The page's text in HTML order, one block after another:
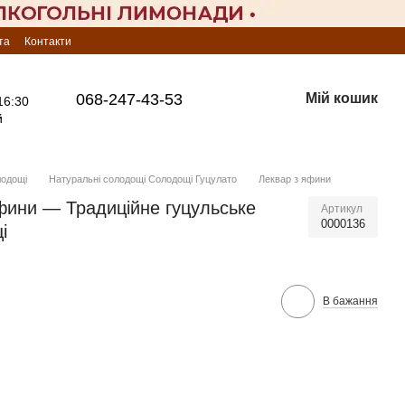
Контакти
068-247-43-53 Мій кошик
Натуральні солодощі Солодощі Гуцулато Леквар з яфини
— Традиційне гуцульське
Артикул
0000136
В бажання